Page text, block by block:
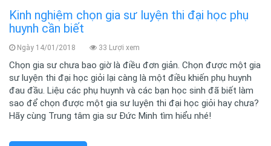
Kinh nghiệm chọn gia sư luyện thi đại học phụ
huynh cần biết
Ngày 14/01/2018 33 Lượi xem
Chọn gia sư chưa bao giờ là điều đơn giản. Chọn được một gia
sư luyện thi đại học giỏi lại càng là một điều khiến phụ huynh
đau đầu. Liệu các phụ huynh và các bạn học sinh đã biết làm
sao để chọn được một gia sư luyện thi đại học giỏi hay chưa?
Hãy cùng Trung tâm gia sư Đức Minh tìm hiểu nhé!